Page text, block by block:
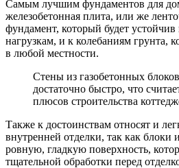
Самым лучшим фундаментов для
железобетонная плита, или же
фундамент, который будет
нагрузкам, и к колебаниям грунта,
в любой местности.
Стены из газобетонных
достаточно быстро, что
плюсов строительства
Также к достоинствам относят и
внутренней отделки, так как
ровную, гладкую поверхность,
тщательной обработки перед